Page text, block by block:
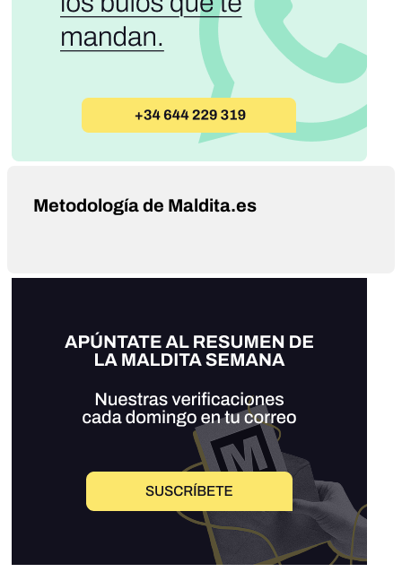
Metodología de Maldita.es